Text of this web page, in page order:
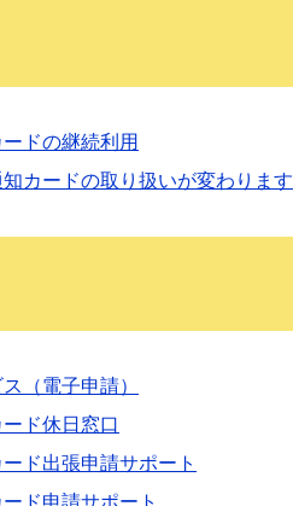
ドの継続利用
カードの取り扱いが変わります
（電子申請）
ド休日窓口
ド出張申請サポート
ド申請サポート